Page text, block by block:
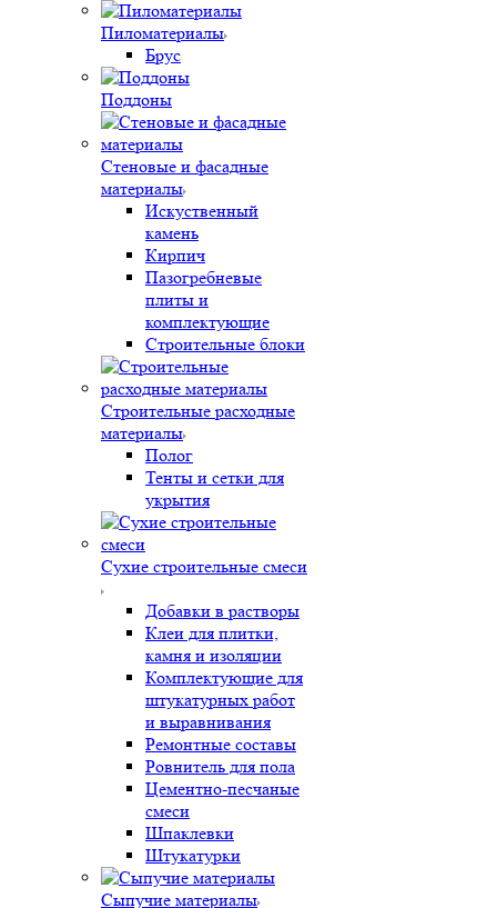
Пиломатериалы
Брус
Поддоны
Стеновые и фасадные
материалы
Искуственный
камень
Кирпич
Пазогребневые
плиты и
комплектующие
Строительные блоки
Строительные расходные
материалы
Полог
Тенты и сетки для
укрытия
Сухие строительные смеси
Добавки в растворы
Клеи для плитки,
камня и изоляции
Комплектующие для
штукатурных работ
и выравнивания
Ремонтные составы
Ровнитель для пола
Цементно-песчаные
смеси
Шпаклевки
Штукатурки
Сыпучие материалы